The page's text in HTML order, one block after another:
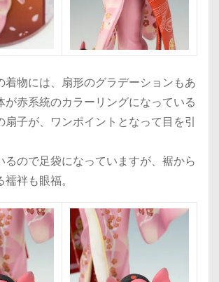
着物には、扇形のグラデーションもあ
が赤系統のカラーリングになっている
扇子が、ワンポイントとなって目を引
るので足袋になっていますが、裾から
袢も眼福。